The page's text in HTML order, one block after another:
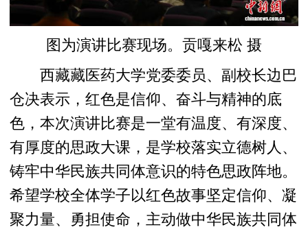
图为演讲比赛现场。贡嘎来松 摄
西藏藏医药大学党委委员、副校长边巴
仓决表示，红色是信仰、奋斗与精神的底
色，本次演讲比赛是一堂有温度、有深度、
有厚度的思政大课，是学校落实立德树人、
铸牢中华民族共同体意识的特色思政阵地。
希望学校全体学子以红色故事坚定信仰、凝
聚力量、勇担使命，主动做中华民族共同体